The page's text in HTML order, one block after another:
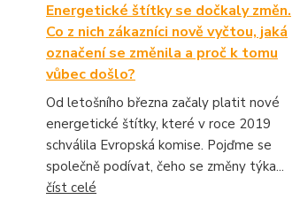
Energetické štítky se dočkaly změn.
Co z nich zákazníci nově vyčtou, jaká
označení se změnila a proč k tomu
vůbec došlo?
Od letošního března začaly platit nové
energetické štítky, které v roce 2019
schválila Evropská komise. Pojďme se
společně podívat, čeho se změny týka...
číst celé